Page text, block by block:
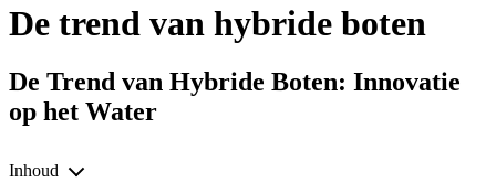
De trend van hybride boten
De Trend van Hybride Boten: Innovatie
op het Water
Inhoud